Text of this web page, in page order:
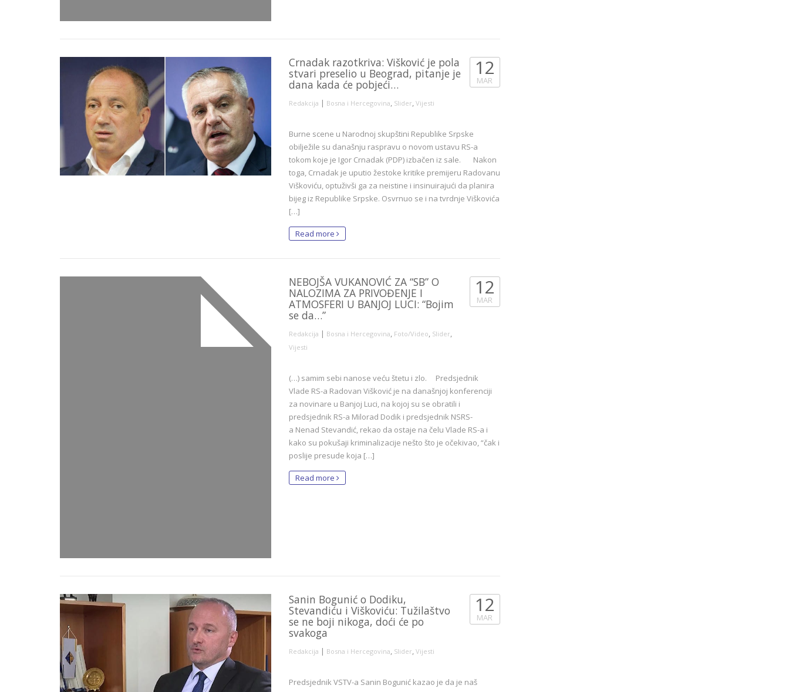
Crnadak razotkriva: Višković je pola
stvari preselio u Beograd, pitanje je
dana kada će pobjeći…
Redakcija | Bosna i Hercegovina, Slider, Vijesti
12
MAR
Burne scene u Narodnoj skupštini Republike Srpske
obilježile su današnju raspravu o novom ustavu RS-a
tokom koje je Igor Crnadak (PDP) izbačen iz sale. Nakon
toga, Crnadak je uputio žestoke kritike premijeru Radovanu
Viškoviću, optuživši ga za neistine i insinuirajući da planira
bijeg iz Republike Srpske. Osvrnuo se i na tvrdnje Viškovića
[…]
Read more
NEBOJŠA VUKANOVIĆ ZA “SB” O
NALOZIMA ZA PRIVOĐENJE I
ATMOSFERI U BANJOJ LUCI: “Bojim
se da…”
Redakcija | Bosna i Hercegovina, Foto/Video, Slider,
Vijesti
12
MAR
(…) samim sebi nanose veću štetu i zlo. Predsjednik
Vlade RS-a Radovan Višković je na današnjoj konferenciji
za novinare u Banjoj Luci, na kojoj su se obratili i
predsjednik RS-a Milorad Dodik i predsjednik NSRS-
a Nenad Stevandić, rekao da ostaje na čelu Vlade RS-a i
kako su pokušaji kriminalizacije nešto što je očekivao, “čak i
poslije presude koja […]
Read more
Sanin Bogunić o Dodiku,
Stevandiću i Viškoviću: Tužilaštvo
se ne boji nikoga, doći će po
svakoga
Redakcija | Bosna i Hercegovina, Slider, Vijesti
12
MAR
Predsjednik VSTV-a Sanin Bogunić kazao je da je naš